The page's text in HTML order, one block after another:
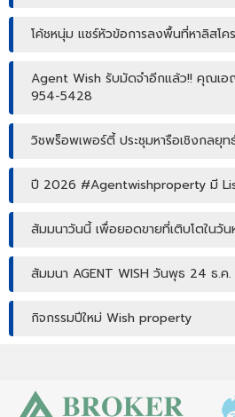
โค้ชหนุ่ม แชร์หัวข้อการลงพื้นที่หาลิสโค
Agent Wish รับมัดจำอีกแล้ว!! คุณ
954-5428
วิชพร็อพเพอร์ตี้ ประชุมหารือเชิงกลยุท
ปี 2026 #Agentwishproperty มี
สัมมนาวันนี้ เพื่อยอดขายที่เติบโตในวัน
สัมมนา AGENT WISH วันพุธ 24 ธ.ค
กิจกรรมปีใหม่ Wish property
เปิดบ้านยังไง…ให้ปิดการขายได้ไวขึ้น?